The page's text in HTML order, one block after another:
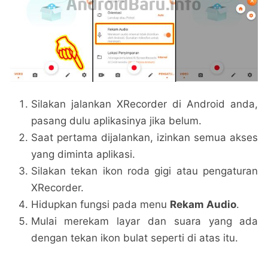
Silakan jalankan XRecorder di Android anda,
pasang dulu aplikasinya jika belum.
Saat pertama dijalankan, izinkan semua akses
yang diminta aplikasi.
Silakan tekan ikon roda gigi atau pengaturan
XRecorder.
Hidupkan fungsi pada menu Rekam Audio.
Mulai merekam layar dan suara yang ada
dengan tekan ikon bulat seperti di atas itu.